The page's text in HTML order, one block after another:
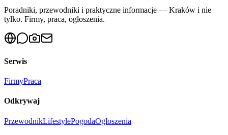
Poradniki, przewodniki i praktyczne informacje — Kraków i nie
tylko. Firmy, praca, ogłoszenia.
Serwis
FirmyPraca
Odkrywaj
PrzewodnikLifestylePogodaOgłoszenia